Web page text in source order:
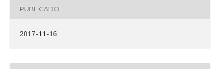
PUBLICADO
2017-11-16